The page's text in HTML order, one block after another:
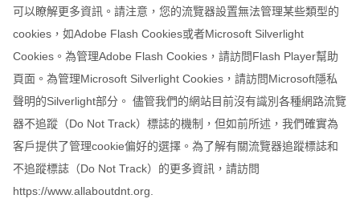
可以瞭解更多資訊。請注意，您的流覽器設置無法管理某些類型的
cookies，如Adobe Flash Cookies或者Microsoft Silverlight
Cookies。為管理Adobe Flash Cookies，請訪問Flash Player幫助
頁面。為管理Microsoft Silverlight Cookies，請訪問Microsoft隱私
聲明的Silverlight部分。 儘管我們的網站目前沒有識別各種網路流覽
器不追蹤（Do Not Track）標誌的機制，但如前所述，我們確實為
客戶提供了管理cookie偏好的選擇。為了解有關流覽器追蹤標誌和
不追蹤標誌（Do Not Track）的更多資訊，請訪問
https://www.allaboutdnt.org.